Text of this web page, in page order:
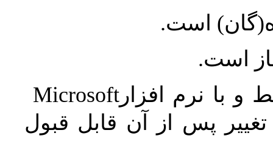
است.
است.
و با نرم افزارMicrosoft
پس از آن قابل قبول